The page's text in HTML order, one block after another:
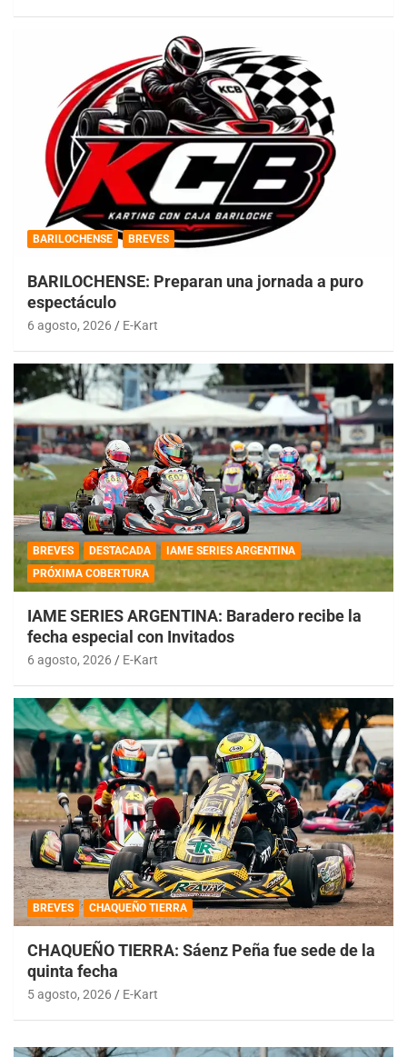
BARILOCHENSE BREVES
BARILOCHENSE: Preparan una jornada a puro
espectáculo
6 agosto, 2026 E-Kart
BREVES DESTACADA
IAME SERIES ARGENTINA
PRÓXIMA COBERTURA
IAME SERIES ARGENTINA: Baradero recibe la
fecha especial con Invitados
6 agosto, 2026 E-Kart
BREVES CHAQUEÑO TIERRA
CHAQUEÑO TIERRA: Sáenz Peña fue sede de la
quinta fecha
5 agosto, 2026 E-Kart